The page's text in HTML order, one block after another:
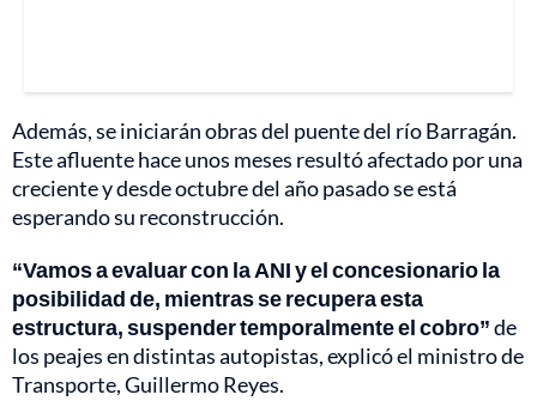
Además, se iniciarán obras del puente del río Barragán.
Este afluente hace unos meses resultó afectado por una
creciente y desde octubre del año pasado se está
esperando su reconstrucción.
“Vamos a evaluar con la ANI y el concesionario la
posibilidad de, mientras se recupera esta
estructura, suspender temporalmente el cobro”de
los peajes en distintas autopistas, explicó el ministro de
Transporte, Guillermo Reyes.